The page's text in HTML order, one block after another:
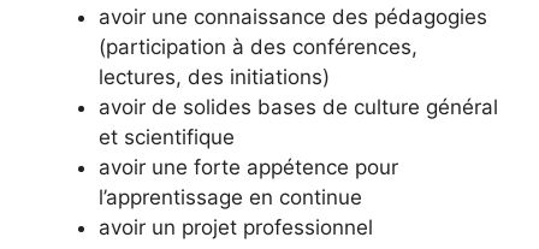
avoir une connaissance des pédagogies
(participation à des conférences,
lectures, des initiations)
avoir de solides bases de culture général
et scientifique
avoir une forte appétence pour
l’apprentissage en continue
avoir un projet professionnel